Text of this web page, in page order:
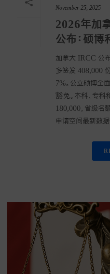
November 25, 2025
2026年加
公布：硕博
加拿大 IRCC 公
多签发 408,000
7%。公立硕博全
豁免。本科、专科
180,000，省级名
申请空间最新数据